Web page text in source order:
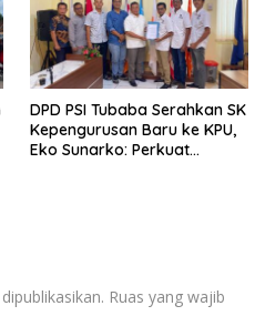
DPD PSI Tubaba Serahkan SK
Kepengurusan Baru ke KPU,
Eko Sunarko: Perkuat
Ruas yang wajib